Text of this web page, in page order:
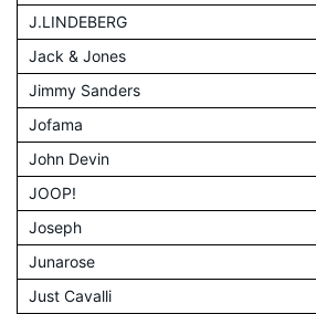
J.LINDEBERG
Jack & Jones
Jimmy Sanders
Jofama
John Devin
JOOP!
Joseph
Junarose
Just Cavalli